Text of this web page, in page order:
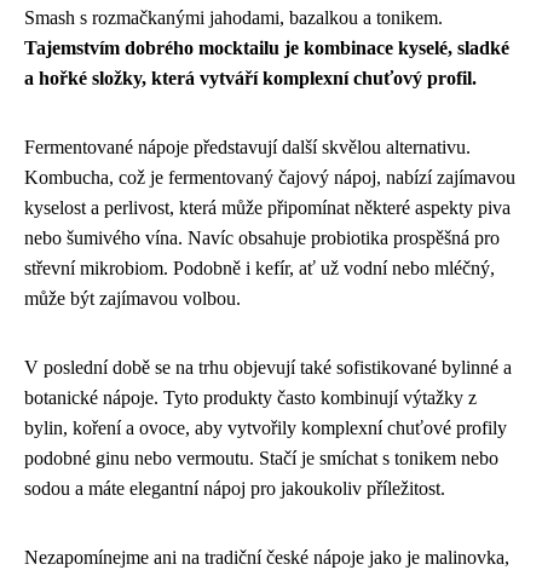
Smash s rozmačkanými jahodami, bazalkou a tonikem.
Tajemstvím dobrého mocktailu je kombinace kyselé, sladké
a hořké složky, která vytváří komplexní chuťový profil.
Fermentované nápoje představují další skvělou alternativu.
Kombucha, což je fermentovaný čajový nápoj, nabízí zajímavou
kyselost a perlivost, která může připomínat některé aspekty piva
nebo šumivého vína. Navíc obsahuje probiotika prospěšná pro
střevní mikrobiom. Podobně i kefír, ať už vodní nebo mléčný,
může být zajímavou volbou.
V poslední době se na trhu objevují také sofistikované bylinné a
botanické nápoje. Tyto produkty často kombinují výtažky z
bylin, koření a ovoce, aby vytvořily komplexní chuťové profily
podobné ginu nebo vermoutu. Stačí je smíchat s tonikem nebo
sodou a máte elegantní nápoj pro jakoukoliv příležitost.
Nezapomínejme ani na tradiční české nápoje jako je malinovka,